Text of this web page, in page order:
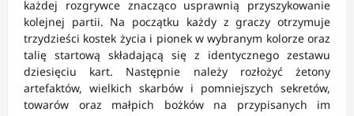
każdej rozgrywce znacząco usprawnią przyszykowanie
kolejnej partii. Na początku każdy z graczy otrzymuje
trzydzieści kostek życia i pionek w wybranym kolorze oraz
talię startową składającą się z identycznego zestawu
dziesięciu kart. Następnie należy rozłożyć żetony
artefaktów, wielkich skarbów i pomniejszych sekretów,
towarów oraz małpich bożków na przypisanych im